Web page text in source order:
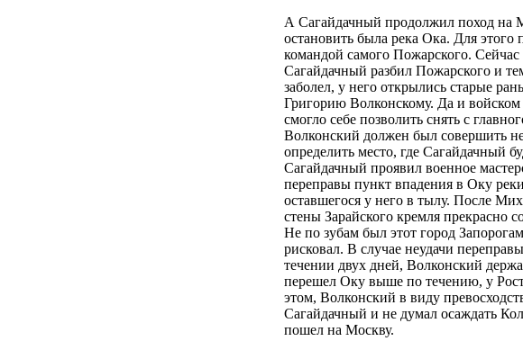
А Сагайдачный продолжил поход на
остановить была река Ока. Для
командой самого Пожарского.
Сагайдачный разбил Пожарского и
заболел, у него открылись старые
Григорию Волконскому. Да и войском
смогло себе позволить снять с
Волконский должен был совершить
определить место, где Сагайдачный
Сагайдачный проявил военное
переправы пункт впадения в Оку
оставшегося у него в тылу. После
стены Зарайского кремля прекрасно
Не по зубам был этот город
рисковал. В случае неудачи
течении двух дней, Волконский
перешел Оку выше по течению, у
этом, Волконский в виду
Сагайдачный и не думал осаждать
пошел на Москву.